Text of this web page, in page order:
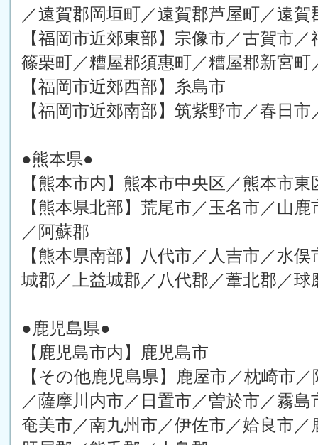
／遠賀郡岡垣町／遠賀郡芦屋町／遠
【福岡市近郊東部】宗像市／古賀市
篠栗町／糟屋郡須惠町／糟屋郡新宮
【福岡市近郊西部】糸島市
【福岡市近郊南部】筑紫野市／春日
●熊本県●
【熊本市内】熊本市中央区／熊本市
【熊本県北部】荒尾市／玉名市／山
／阿蘇郡
【熊本県南部】八代市／人吉市／水
城郡／上益城郡／八代郡／葦北郡／球
●鹿児島県●
【鹿児島市内】鹿児島市
【その他鹿児島県】鹿屋市／枕崎市
／薩摩川内市／日置市／曽於市／霧
奄美市／南九州市／伊佐市／姶良市